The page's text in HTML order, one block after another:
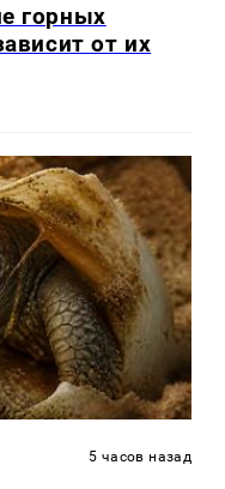
горных
от их
5 часов назад